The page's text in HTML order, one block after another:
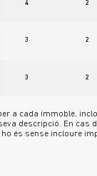
4 2
3 2
3 2
a cada immoble,
descripció. En cas
és sense incloure